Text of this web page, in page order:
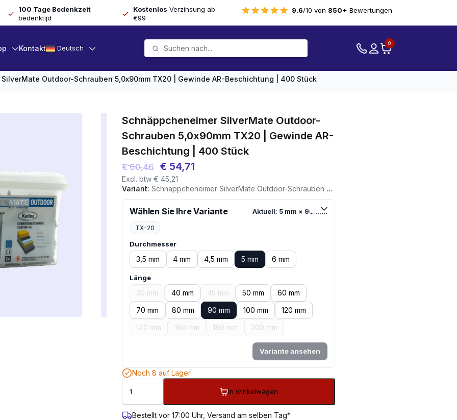
100 Tage Bedenkzeit
bedenktijd
Kostenlos Verzinsung ab
€99
9.6/10 von 850+ Bewertungen
Kontakt Deutsch
0
Outdoor-Schrauben 5,0x90mm TX20 | Gewinde AR-Beschichtung | 400 Stück
Schnäppcheneimer SilverMate Outdoor-
Schrauben 5,0x90mm TX20 | Gewinde AR-
Beschichtung | 400 Stück
€60,46
Ursprünglicher
Preis
war:
€ 60,46
€ 54,71Aktueller
ist:
€ 54,71.
Excl. btw € 45,21
Variant: Schnäppcheneimer SilverMate Outdoor-Schrauben 5,0x90mm TX20 | Gewinde AR-Beschichtung | 400 Stück
Wählen Sie Ihre Variante Aktuell: 5 mm × 90 mm
TX-20
Durchmesser
3,5 mm 4 mm 4,5 mm 5 mm 6 mm
Länge
30 mm 40 mm 45 mm 50 mm
60 mm
70 mm
80 mm 90 mm 100 mm
120 mm
140 mm
160 mm 180 mm 200 mm
Variante ansehen
Noch 8 auf Lager
In winkelwagen
Bestellt vor 17:00 Uhr, Versand am selben Tag*